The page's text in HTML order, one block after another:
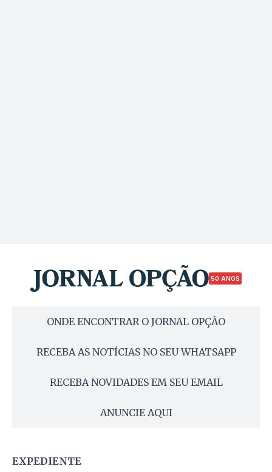
50 ANOS
ONDE ENCONTRAR O JORNAL OPÇÃO
RECEBA AS NOTÍCIAS NO SEU WHATSAPP
RECEBA NOVIDADES EM SEU EMAIL
ANUNCIE AQUI
EXPEDIENTE